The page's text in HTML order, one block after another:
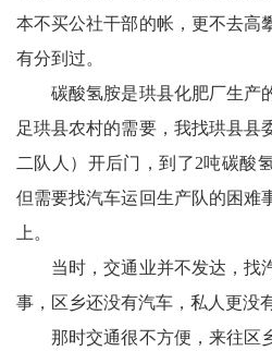
银
龄
西
南
学
医
本不买公社干部的帐，更不去高
有分到过。
碳酸氢胺是珙县化肥厂生产
足珙县农村的需要，我找珙县县
二队人）开后门，到了2吨碳酸
但需要找汽车运回生产队的困难
上。
当时，交通业并不发达，找
事，区乡还没有汽车，私人更没
那时交通很不方便，来往区